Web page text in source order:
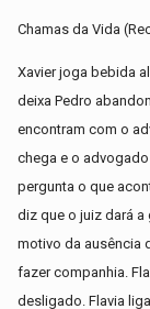
Chamas da Vida
Xavier joga bebida
deixa Pedro
encontram com o
chega e o
pergunta o que
diz que o juiz dará a
motivo da ausência
fazer companhia.
desligado. Flavia